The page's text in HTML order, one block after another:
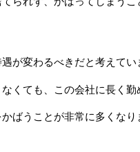
が変わるべきだと考えてい
くても、この会社に長く
ばうことが非常に多くなり